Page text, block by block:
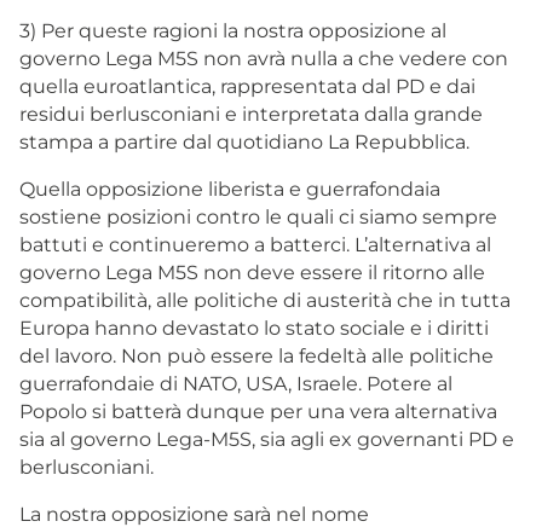
3) Per queste ragioni la nostra opposizione al
governo Lega M5S non avrà nulla a che vedere con
quella euroatlantica, rappresentata dal PD e dai
residui berlusconiani e interpretata dalla grande
stampa a partire dal quotidiano La Repubblica.
Quella opposizione liberista e guerrafondaia
sostiene posizioni contro le quali ci siamo sempre
battuti e continueremo a batterci. L’alternativa al
governo Lega M5S non deve essere il ritorno alle
compatibilità, alle politiche di austerità che in tutta
Europa hanno devastato lo stato sociale e i diritti
del lavoro. Non può essere la fedeltà alle politiche
guerrafondaie di NATO, USA, Israele. Potere al
Popolo si batterà dunque per una vera alternativa
sia al governo Lega-M5S, sia agli ex governanti PD e
berlusconiani.
La nostra opposizione sarà nel nome